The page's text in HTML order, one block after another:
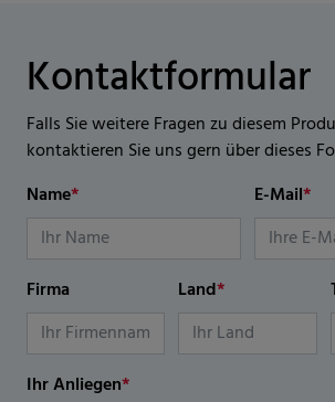
Kontaktformular
Falls Sie weitere Fragen zu diesem
kontaktieren Sie uns gern über dieses
Name* E-Mail*
Firma Land*
Ihr Anliegen*